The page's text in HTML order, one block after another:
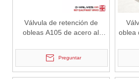
En sistemas de tuberías criogénicas y
Válvula de retención de
obleas A105 de acero al
Preguntar
oblea